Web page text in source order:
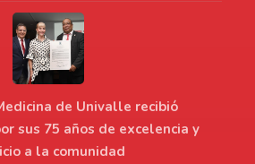
de Univalle recibió
sus 75 años de excelencia y
a la comunidad